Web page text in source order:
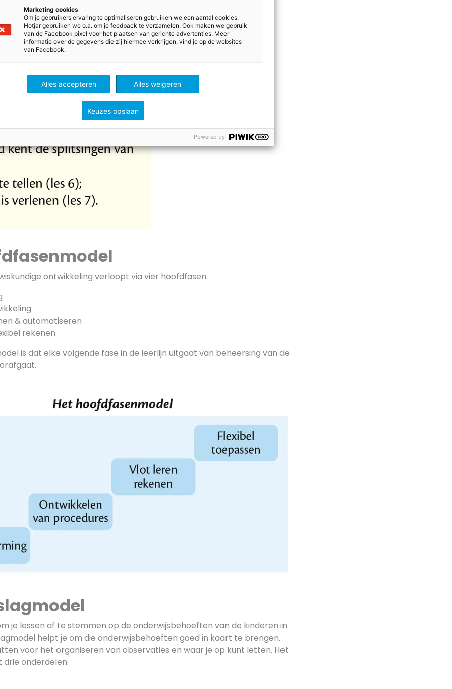
werken met deze modellen is te vinden in de algemene
deze lesmethodes.
ontwikkeling verloopt via vier hoofdfasen:
& automatiseren
rekenen
is dat elke volgende fase in de leerlijn uitgaat van beheersing van de
je lessen af te stemmen op de onderwijsbehoeften van de kinderen in
helpt je om die onderwijsbehoeften goed in kaart te brengen.
voor het organiseren van observaties en waar je op kunt letten. Het
onderdelen:
Marketing cookies
Om je gebruikers ervaring te optimaliseren gebruiken we een aantal cookies.
Hotjar gebruiken we o.a. om je feedback te verzamelen. Ook maken we gebruik
van de Facebook pixel voor het plaatsen van gerichte advertenties. Meer
informatie over de gegevens die zij hiermee verkrijgen, vind je op de websites
van Facebook.
Alles accepteren Alles weigeren
Keuzes opslaan
Powered by